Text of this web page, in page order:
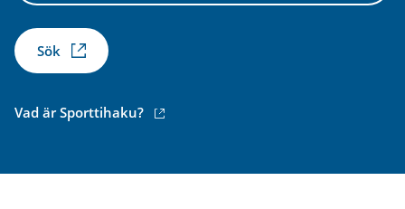
Sök
Vad är Sporttihaku? (extern